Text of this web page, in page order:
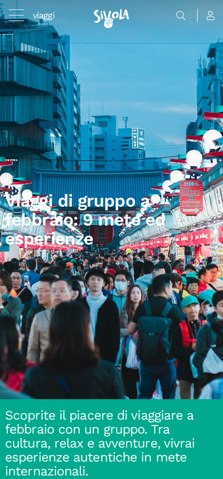
viaggi
Viaggi di gruppo a
febbraio: 9 mete ed
esperienze
Scoprite il piacere di viaggiare a
febbraio con un gruppo. Tra
cultura, relax e avventure, vivrai
esperienze autentiche in mete
internazionali.